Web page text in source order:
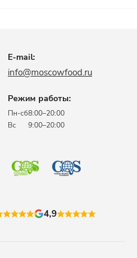
E-mail:
info@moscowfood.ru
Режим работы:
Пн-сб
Вс
8:00–20:00
9:00–20:00
4,9